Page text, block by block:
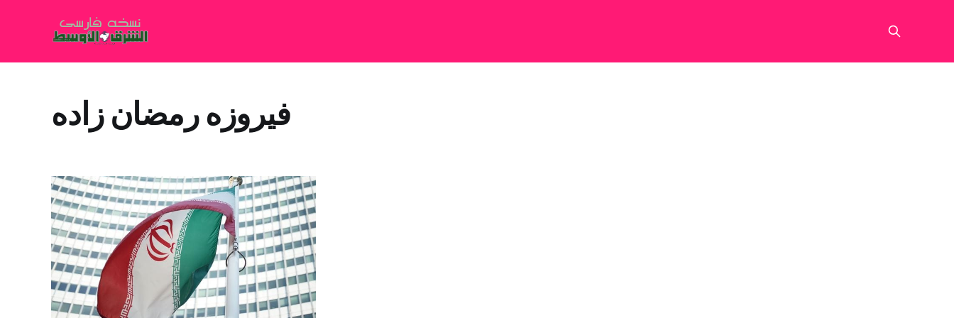
فیروزه رمضان زاده